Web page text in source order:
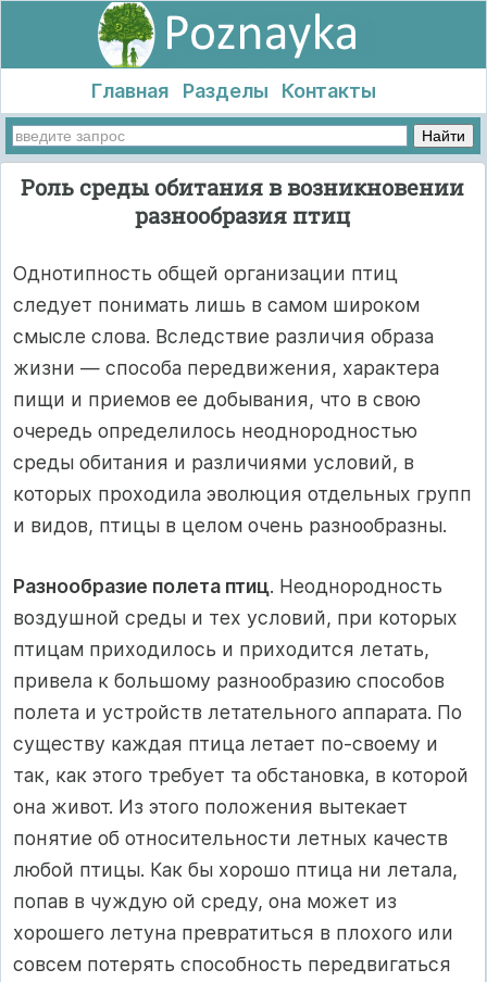
Главная Разделы Контакты
Роль среды обитания в возникновении
разнообразия птиц
Однотипность общей организации птиц
следует понимать лишь в самом широком
смысле слова. Вследствие различия образа
жизни — способа передвижения, характера
пищи и приемов ее добывания, что в свою
очередь определилось неоднородностью
среды обитания и различиями условий, в
которых проходила эволюция отдельных групп
и видов, птицы в целом очень разнообразны.
Разнообразие полета птиц. Неоднородность
воздушной среды и тех условий, при которых
птицам приходилось и приходится летать,
привела к большому разнообразию способов
полета и устройств летательного аппарата. По
существу каждая птица летает по-своему и
так, как этого требует та обстановка, в которой
она живот. Из этого положения вытекает
понятие об относительности летных качеств
любой птицы. Как бы хорошо птица ни летала,
попав в чуждую ой среду, она может из
хорошего летуна превратиться в плохого или
совсем потерять способность передвигаться